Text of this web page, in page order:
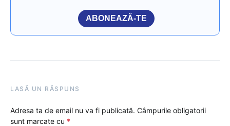
ABONEAZĂ-TE
LASĂ UN RĂSPUNS
Adresa ta de email nu va fi publicată. Câmpurile obligatorii
sunt marcate cu *